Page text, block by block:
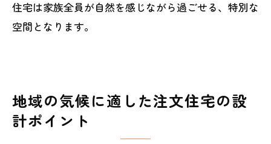
住宅は家族全員が自然を感じながら過ごせる、特別な
空間となります。
地域の気候に適した注文住宅の設
計ポイント